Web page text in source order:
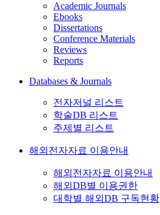
Academic Journals
Ebooks
Dissertations
Conference Materials
Reviews
Reports
Databases & Journals
전자저널 리스트
학술DB 리스트
주제별 리스트
해외전자자료 이용안내
해외전자자료 이용안내
해외DB별 이용권한
대학별 해외DB 구독현황